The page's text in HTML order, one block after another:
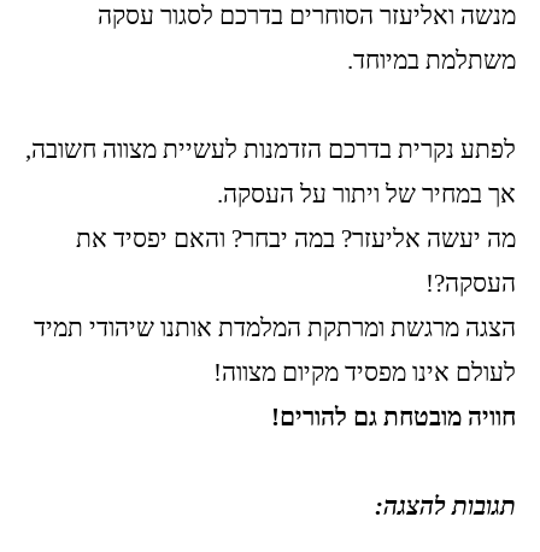
מנשה ואליעזר הסוחרים בדרכם לסגור עסקה
משתלמת במיוחד.
לפתע נקרית בדרכם הזדמנות לעשיית מצווה חשובה,
אך במחיר של ויתור על העסקה.
מה יעשה אליעזר? במה יבחר? והאם יפסיד את
העסקה?!
הצגה מרגשת ומרתקת המלמדת אותנו שיהודי תמיד
לעולם אינו מפסיד מקיום מצווה!
חוויה מובטחת גם להורים!
תגובות להצגה: